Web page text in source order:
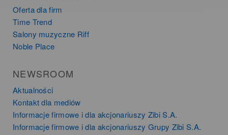
Oferta dla firm
Time Trend
Salony muzyczne Riff
Noble Place
NEWSROOM
Aktualności
Kontakt dla mediów
Informacje firmowe i dla akcjonariuszy Zibi S.A.
Informacje firmowe i dla akcjonariuszy Grupy Zibi S.A.